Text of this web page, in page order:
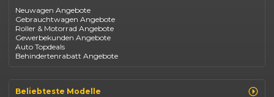
Neuwagen Angebote
Gebrauchtwagen Angebote
Roller & Motorrad Angebote
Gewerbekunden Angebote
Auto Topdeals
Behindertenrabatt Angebote
Beliebteste Modelle